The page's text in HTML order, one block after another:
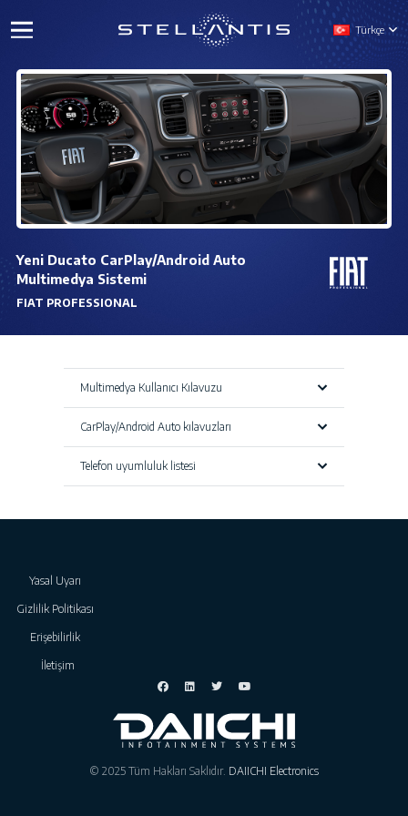
Türkçe
Yeni Ducato CarPlay/Android Auto
Multimedya Sistemi
FIAT PROFESSIONAL
Multimedya Kullanıcı Kılavuzu
CarPlay/Android Auto kılavuzları
Telefon uyumluluk listesi
Yasal Uyarı
Gizlilik Politikası
Erişebilirlik
İletişim
© 2025 Tüm Hakları Saklıdır. DAIICHI Electronics